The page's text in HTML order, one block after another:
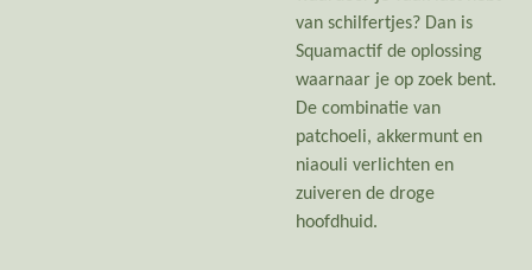
van schilfertjes? Dan is
Squamactif de oplossing
waarnaar je op zoek bent.
De combinatie van
patchoeli, akkermunt en
niaouli verlichten en
zuiveren de droge
hoofdhuid.